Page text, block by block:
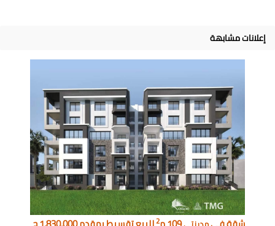
إعلانات مشابهة
2